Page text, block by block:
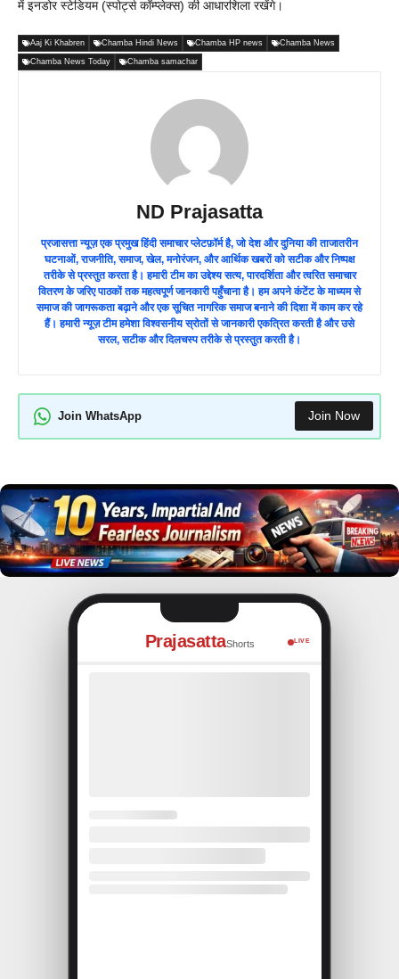
में इनडोर स्टेडियम (स्पोर्ट्स कॉम्प्लेक्स) की आधारशिला रखेंगे।
Aaj Ki Khabren Chamba Hindi News Chamba HP news Chamba News
Chamba News Today Chamba samachar
ND Prajasatta
प्रजासत्ता न्यूज़ एक प्रमुख हिंदी समाचार प्लेटफ़ॉर्म है, जो देश और दुनिया की ताजातरीन
घटनाओं, राजनीति, समाज, खेल, मनोरंजन, और आर्थिक खबरों को सटीक और निष्पक्ष
तरीके से प्रस्तुत करता है। हमारी टीम का उद्देश्य सत्य, पारदर्शिता और त्वरित समाचार
वितरण के जरिए पाठकों तक महत्वपूर्ण जानकारी पहुँचाना है। हम अपने कंटेंट के माध्यम से
समाज की जागरूकता बढ़ाने और एक सूचित नागरिक समाज बनाने की दिशा में काम कर रहे
हैं। हमारी न्यूज़ टीम हमेशा विश्वसनीय स्रोतों से जानकारी एकत्रित करती है और उसे
सरल, सटीक और दिलचस्प तरीके से प्रस्तुत करती है।
Join WhatsApp Join Now
PrajasattaShorts LIVE